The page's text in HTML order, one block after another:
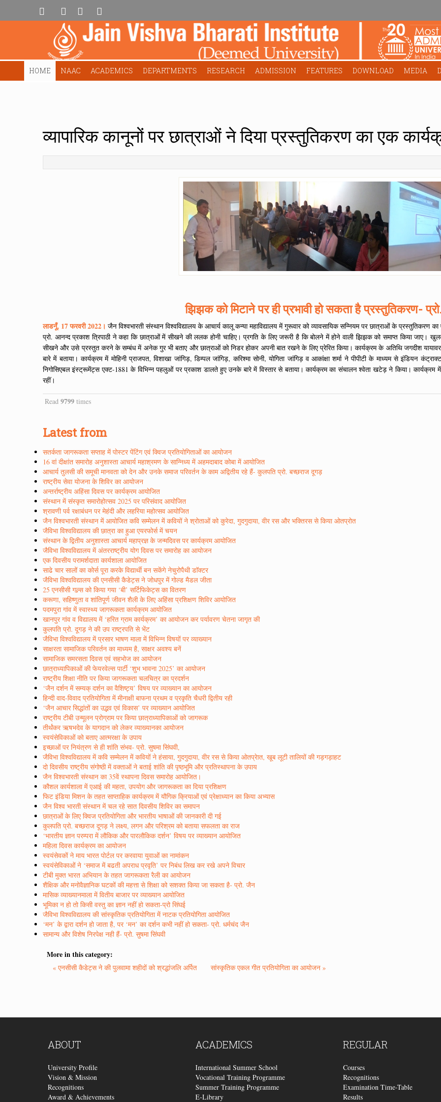
HOME NAAC ACADEMICS DEPARTMENTS RESEARCH ADMISSION FEATURES DOWNLOAD MEDIA
व्यापारिक कानूनों पर छात्राओं ने दिया प्रस्तुतिकरण का एक
झिझक को मिटाने पर ही प्रभावी हो सकता है प्रस्तुतिकरण- प्रो.
लाडनूँ, 17 फरवरी 2022। जैन विश्वभारती संस्थान विश्वविद्यालय के आचार्य कालू कन्या महाविद्यालय में गुरूवार को व्यावसायिक सन्नियम पर छात्राओं के प्रस्तुतिकरण
प्रो. आनन्द प्रकाश त्रिपाठी ने कहा कि छात्राओं में सीखने की ललक होनी चाहिए। प्रगति के लिए जरूरी है कि बोलने में होने वाली झिझक को समाप्त किया जाए।
सीखने और उसे प्रस्तुत करने के सम्बंध में अनेक गुर भी बताए और छात्राओं को निडर होकर अपनी बात रखने के लिए प्रेरित किया। कार्यक्रम के अतिथि जगदीश
बारे में बताया। कार्यक्रम में मोहिनी प्राजपत, विशाखा जांगिड़, डिम्पल जांगिड़, करिश्मा सोनी, योगिता जांगिड़ व आकांक्षा शर्मा ने पीपीटी के माध्यम से
निगोसिएबल इंस्ट्रूमेंट्स एक्ट-1881 के विभिन्न पहलुओं पर प्रकाश डालते हुए उनके बारे में विस्तार से बताया। कार्यक्रम का संचालन श्वेता खटेड़ ने किया। कार्यक्रम
रहीं।
Read 9799 times
Latest from
सतर्कता जागरूकता सप्ताह में पोस्टर पेंटिंग एवं क्विज प्रतियोगिताओं का आयोजन
16 वां दीक्षांत समारोह अनुशास्ता आचार्य महाश्रमण के सान्निध्य में अहमदाबाद कोबा में आयोजित
आचार्य तुलसी की समूची मानवता को देन और उनके समाज परिवर्तन के काम अद्वितीय रहे हैं- कुलपति प्रो. बच्छराज दूगड़
राष्ट्रीय सेवा योजना के शिविर का आयोजन
अन्तर्राष्ट्रीय अहिंसा दिवस पर कार्यक्रम आयोजित
संस्थान में संस्कृत समारोहोत्सव 2025 पर परिसंवाद आयोजित
श्रावणी पर्व रक्षाबंधन पर मेहंदी और लहरिया महोत्सव आयोजित
जैन विश्वभारती संस्थान में आयोजित कवि सम्मेलन में कवियों ने श्रोताओं को कुरेदा, गुदगुदाया, वीर रस और भक्तिरस से किया ओतप्रोत
जैविभा विश्वविद्यालय की छात्रा का हुआ एयरफोर्स में चयन
संस्थान के द्वितीय अनुशास्ता आचार्य महाप्रज्ञ के जन्मदिवस पर कार्यक्रम आयोजित
जैविभा विश्वविद्यालय में अंतरराष्ट्रीय योग दिवस पर समारोह का आयोजन
एक दिवसीय परामर्शदाता कार्यशाला आयोजित
साढे चार सालों का कोर्स पूरा करके विद्यार्थी बन सकेंगे नेचुरोपैथी डाॅक्टर
जैविभा विश्वविद्यालय की एनसीसी कैडेट्स ने जोधपुर में गोल्ड मैडल जीता
25 एनसीसी गल्र्स को किया गया ‘बी’ सर्टिफिकेट्स का वितरण
करूणा, सहिष्णुता व शांतिपूर्ण जीवन शैली के लिए अहिंसा प्रशिक्षण शिविर आयोजित
पदमपुरा गांव में स्वास्थ्य जागरूकता कार्यक्रम आयोजित
खानपुर गांव व विद्यालय में ‘हरित ग्राम कार्यक्रम’ का आयोजन कर पर्यावरण चेतना जागृत की
कुलपति प्रो. दूगड़ ने की उप राष्ट्रपति से भेंट
जैविभा विश्वविद्यालय में प्रसार भाषण माला में विभिन्न विषयों पर व्याख्यान
साक्षरता सामाजिक परिवर्तन का माध्यम है, साक्षर अवश्य बनें
सामाजिक समरसता दिवस एवं सहभोज का आयोजन
छात्राध्यापिकाओं की फेयरवेल्स पार्टी ‘शुभ भावना 2025’ का आयोजन
राष्ट्रीय शिक्षा नीति पर किया जागरूकता चलचित्र का प्रदर्शन
‘जैन दर्शन में सम्यक् दर्शन का वैशिष्ट्य’ विषय पर व्याख्यान का आयोजन
हिन्दी वाद-विवाद प्रतियोगिता में मीनाक्षी बाफना प्रथम व प्रकृति चैधरी द्वितीय रही
‘जैन आचार सिद्धांतों का उद्भव एवं विकास’ पर व्याख्यान आयोजित
राष्ट्रीय टीबी उन्मूलन प्रोग्राम पर किया छात्राध्यापिकाओं को जागरूक
तीर्थंकर ऋषभदेव के यागदान को लेकर व्याख्यानका आयोजन
स्वयंसेविकाओं को बताए आत्मरक्षा के उपाय
इच्छाओं पर नियंत्रण से ही शांति संभव- प्रो. सुषमा सिंघवी,
जैविभा विश्वविद्यालय में कवि सम्मेलन में कवियों ने हंसाया, गुदगुदाया, वीर रस से किया ओतप्रेात, खूब लूटी तालियों की गड़गड़ाहट
दो दिवसीय राष्ट्रीय संगोष्ठी में वक्ताओं ने बताई शांति की पृष्ठभूमि और प्रतिस्थापना के उपाय
जैन विश्वभारती संस्थान का 35वें स्थापना दिवस समारोह आयोजित।
कौशल कार्यशाला में एआई की महता, उपयोग और जागरूकता का दिया प्रशिक्षण
फिट इंडिया मिशन के तहत साप्ताहिक कार्यक्रम में यौगिक क्रियाओं एवं प्रेक्षाध्यान का किया अभ्यास
जैन विश्व भारती संस्थान में चल रहे सात दिवसीय शिविर का समापन
छात्राओं के लिए क्विज प्रतियोगिता और भारतीय भाषाओं की जानकारी दी गई
कुलपति प्रो. बच्छराज दूगड़ ने लक्ष्य, लगन और परिश्रम को बताया सफलता का राज
‘भारतीय ज्ञान परम्परा में लौकिक और पारलौकिक दर्शन’ विषय पर व्याख्यान आयोजित
महिला दिवस कार्यक्रम का आयोजन
स्वयंसेवकों ने माय भारत पोर्टल पर करवाया युवाओं का नामांकन
स्वयंसेविकाओं ने ‘समाज में बढती अपराध प्रवृति’ पर निबंध लिख कर रखे अपने विचार
टीबी मुक्त भारत अभियान के तहत जागरूकता रैली का आयोजन
शैक्षिक और मनोवैज्ञानिक घटकों की महत्ता से शिक्षा को सशक्त किया जा सकता है- प्रो. जैन
मासिक व्याख्यानमाला में वितीय बाजार पर व्याख्यान आयोजित
भूमिका न हो तो किसी वस्तु का ज्ञान नहीं हो सकता-प्रो सिंघई
जैविभा विश्वविद्यालय की सांस्कृतिक प्रतियोगिता में नाटक प्रतियोगिता आयोजित
‘मन’ के द्वारा दर्शन हो जाता है, पर ‘मन’ का दर्शन कभी नहीं हो सकता- प्रो. धर्मचंद जैन
सामान्य और विशेष निरपेक्ष नही हैं- प्रो. सुषमा सिंघवी
More in this category:
« एनसीसी कैडेट्स ने की पुलवामा शहीदों को श्रद्धांजलि अर्पित सांस्कृतिक एकल गीत प्रतियोगिता का आयोजन »
ABOUT
University Profile
Vision & Mission
Recognitions
Award & Achievements
ACADEMICS
International Summer School
Vocational Training Programme
Summer Training Programme
E-Library
REGULAR
Courses
Recognitions
Examination Time-Table
Results